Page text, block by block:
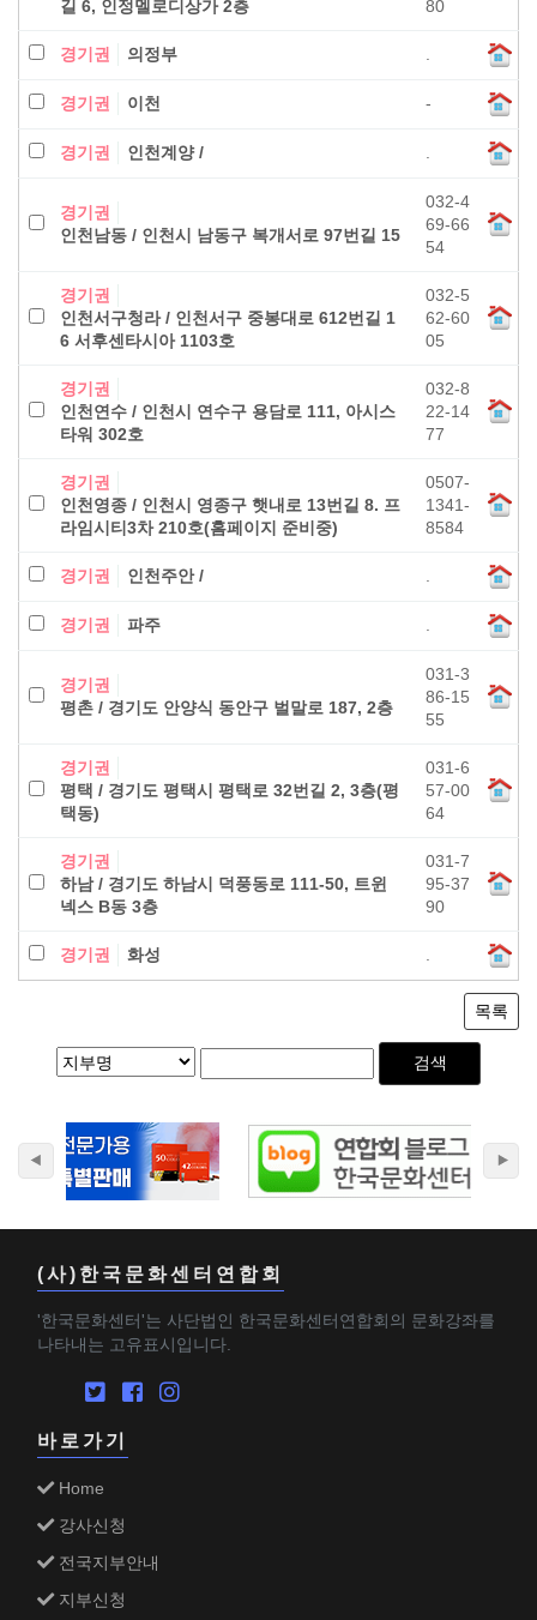
길 6, 인정멜로디상가 2층
80
경기권 의정부
경기권 이천 -
경기권 인천계양 /
경기권
인천남동 / 인천시 남동구 복개서로 97번길 15
032-4
69-66
54
경기권
인천서구청라 / 인천서구 중봉대로 612번길 1
6 서후센타시아 1103호
032-5
62-60
05
경기권
인천연수 / 인천시 연수구 용담로 111, 아시스
타워 302호
032-8
22-14
77
경기권
인천영종 / 인천시 영종구 햇내로 13번길 8. 프
라임시티3차 210호(홈페이지 준비중)
0507-
1341-
8584
경기권 인천주안 /
경기권 파주
경기권
평촌 / 경기도 안양식 동안구 벌말로 187, 2층
031-3
86-15
55
경기권
평택 / 경기도 평택시 평택로 32번길 2, 3층(평
택동)
031-6
57-00
64
경기권
하남 / 경기도 하남시 덕풍동로 111-50, 트윈
넥스 B동 3층
031-7
95-37
90
경기권 화성
목록
(사)한국문화센터연합회
'한국문화센터'는 사단법인 한국문화센터연합회의 문화강좌를
나타내는 고유표시입니다.
바로가기
Home
강사신청
전국지부안내
지부신청